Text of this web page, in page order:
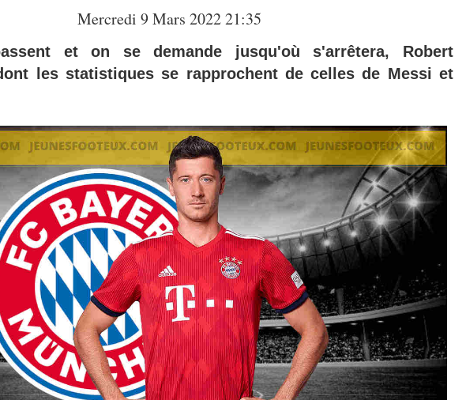
Mercredi 9 Mars 2022 21:35
et on se demande jusqu'où s'arrêtera, Robert
les statistiques se rapprochent de celles de Messi et